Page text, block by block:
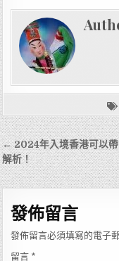
文
章
導
覽
← 2024年入境香港可以帶
解析！
發佈留言
發佈留言必須填寫的電子
留言 *